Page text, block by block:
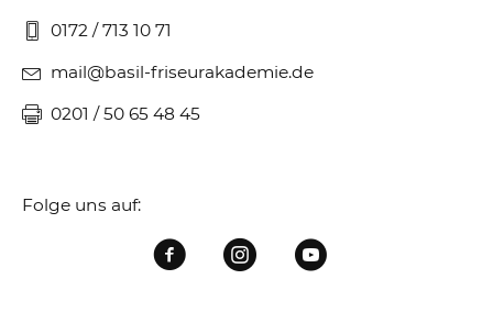
0172 / 713 10 71
mail@basil-friseurakademie.de
0201 / 50 65 48 45
Folge uns auf: